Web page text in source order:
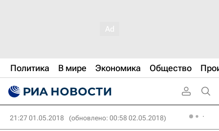
Политика В мире Экономика Общество
21:27 01.05.2018 (обновлено: 00:58 02.05.2018)